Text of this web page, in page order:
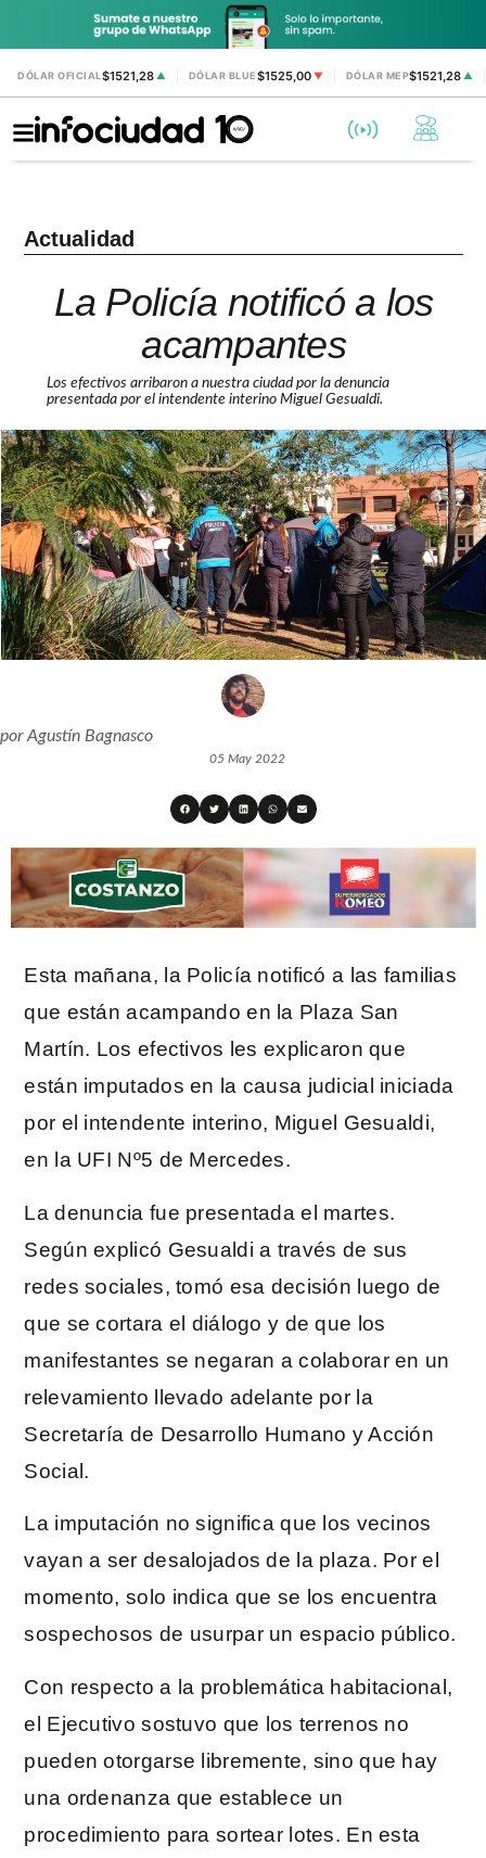
DÓLAR OFICIAL$1521,28 ▲ DÓLAR BLUE$1525,00 ▼ DÓLAR MEP$1521,28▲
Actualidad
La Policía notificó a los
acampantes
Los efectivos arribaron a nuestra ciudad por la denuncia
presentada por el intendente interino Miguel Gesualdi.
porAgustín Bagnasco
05 May 2022
Esta mañana, la Policía notificó a las familias
que están acampando en la Plaza San
Martín. Los efectivos les explicaron que
están imputados en la causa judicial iniciada
por el intendente interino, Miguel Gesualdi,
en la UFI Nº5 de Mercedes.
La denuncia fue presentada el martes.
Según explicó Gesualdi a través de sus
redes sociales, tomó esa decisión luego de
que se cortara el diálogo y de que los
manifestantes se negaran a colaborar en un
relevamiento llevado adelante por la
Secretaría de Desarrollo Humano y Acción
Social.
La imputación no significa que los vecinos
vayan a ser desalojados de la plaza. Por el
momento, solo indica que se los encuentra
sospechosos de usurpar un espacio público.
Con respecto a la problemática habitacional,
el Ejecutivo sostuvo que los terrenos no
pueden otorgarse libremente, sino que hay
una ordenanza que establece un
procedimiento para sortear lotes. En esta